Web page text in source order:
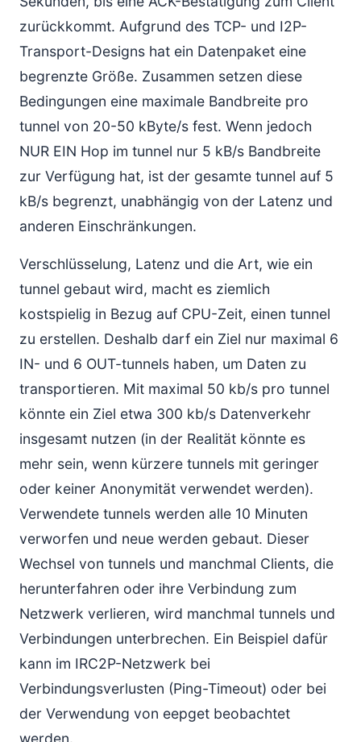
zurückkommt. Aufgrund des TCP- und I2P-
Transport-Designs hat ein Datenpaket eine
begrenzte Größe. Zusammen setzen diese
Bedingungen eine maximale Bandbreite pro
tunnel von 20-50 kByte/s fest. Wenn jedoch
NUR EIN Hop im tunnel nur 5 kB/s Bandbreite
zur Verfügung hat, ist der gesamte tunnel auf 5
kB/s begrenzt, unabhängig von der Latenz und
anderen Einschränkungen.
Verschlüsselung, Latenz und die Art, wie ein
tunnel gebaut wird, macht es ziemlich
kostspielig in Bezug auf CPU-Zeit, einen tunnel
zu erstellen. Deshalb darf ein Ziel nur maximal 6
IN- und 6 OUT-tunnels haben, um Daten zu
transportieren. Mit maximal 50 kb/s pro tunnel
könnte ein Ziel etwa 300 kb/s Datenverkehr
insgesamt nutzen (in der Realität könnte es
mehr sein, wenn kürzere tunnels mit geringer
oder keiner Anonymität verwendet werden).
Verwendete tunnels werden alle 10 Minuten
verworfen und neue werden gebaut. Dieser
Wechsel von tunnels und manchmal Clients, die
herunterfahren oder ihre Verbindung zum
Netzwerk verlieren, wird manchmal tunnels und
Verbindungen unterbrechen. Ein Beispiel dafür
kann im IRC2P-Netzwerk bei
Verbindungsverlusten (Ping-Timeout) oder bei
der Verwendung von eepget beobachtet
werden.